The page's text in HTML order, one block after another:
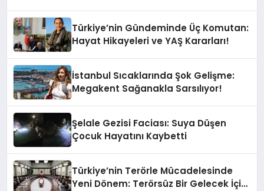
Türkiye’nin Gündeminde Üç Komutan:
Hayat Hikayeleri ve YAŞ Kararları!
İstanbul Sıcaklarında Şok Gelişme:
Megakent Sağanakla Sarsılıyor!
Şelale Gezisi Faciası: Suya Düşen
Çocuk Hayatını Kaybetti
Türkiye’nin Terörle Mücadelesinde
Yeni Dönem: Terörsüz Bir Gelecek İçin